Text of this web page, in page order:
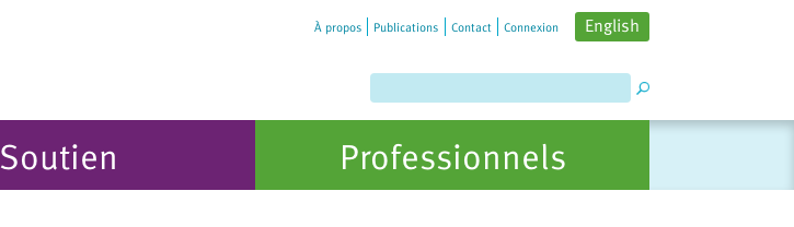
À propos Publications Contact Connexion English
Soutien Professionnels